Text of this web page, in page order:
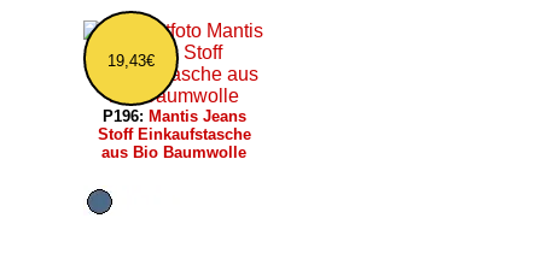
19,43€
P196: Mantis Jeans
Stoff Einkaufstasche
aus Bio Baumwolle